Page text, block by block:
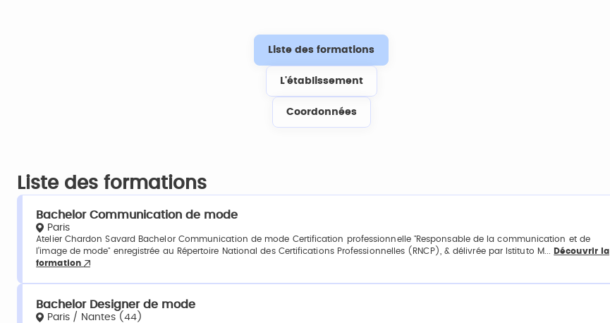
Liste des formations
L'établissement
Coordonnées
Liste des formations
Bachelor Communication de mode
Paris
Atelier Chardon Savard Bachelor Communication de mode Certification professionnelle "Responsable de la communication et de
l’image de mode" enregistrée au Répertoire National des Certifications Professionnelles (RNCP), & délivrée par Istituto M...
Découvrir la
formation
Bachelor Designer de mode
Paris / Nantes (44)